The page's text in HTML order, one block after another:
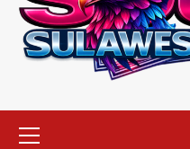
Menu